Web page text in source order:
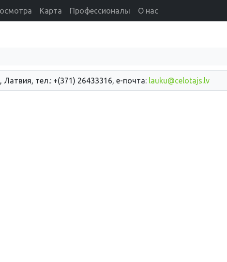
Карта Профессионалы О нас
тел.: +(371) 26433316, е-почта: lauku@celotajs.lv